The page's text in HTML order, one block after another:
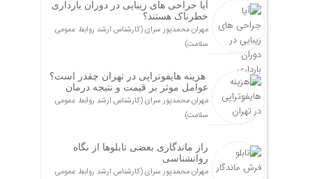
آیا جراحی های زیبایی در دوران بارداری
خطرناک هستند؟
مهران محمدپور سرای (کارشناس ارشد روابط عمومی
سلامت)
هزینه هایفوتراپی در تهران چقدر است؟
عوامل موثر بر قیمت و نتیجه درمان
مهران محمدپور سرای (کارشناس ارشد روابط عمومی
سلامت)
راز ماندگاری بعضی تابلوها از نگاه
روانشناسی
مهران محمدپور سرای (کارشناس ارشد روابط عمومی